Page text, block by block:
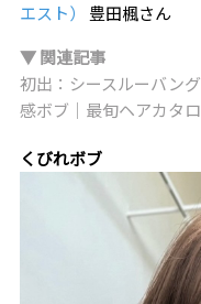
エスト）
豊田楓さん
▼ 関連記事
初出：シースルーバン
感ボブ｜最旬ヘアカタ
くびれボブ